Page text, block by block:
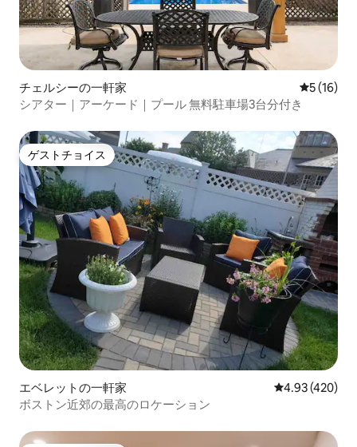
チェルシーの一軒家 レビュー
5 (16)
シアター｜アーケード｜プール 無料駐車場3台分付き
ゲストチョイス
ゲストチョイス
エベレットの一軒家 レビュー420
4.93 (420)
ボストン近郊の最高のロケーション